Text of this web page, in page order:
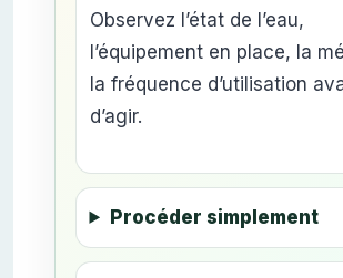
Observez l’état de l’eau,
l’équipement en place, la
la fréquence d’utilisation
d’agir.
Procéder simplement